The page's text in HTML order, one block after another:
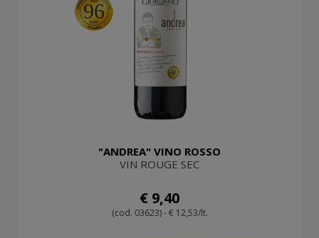
96
"ANDREA" VINO ROSSO
VIN ROUGE SEC
€ 9,40
(cod. 03623) - € 12,53/lt.